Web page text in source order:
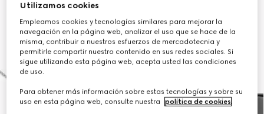
Utilizamos cookies
Empleamos cookies y tecnologías similares para mejorar la
navegación en la página web, analizar el uso que se hace de la
misma, contribuir a nuestros esfuerzos de mercadotecnia y
permitirle compartir nuestro contenido en sus redes sociales. Si
sigue utilizando esta página web, acepta usted las condiciones
de uso.
Para obtener más información sobre estas tecnologías y sobre su
uso en esta página web, consulte nuestra
política de cookies.